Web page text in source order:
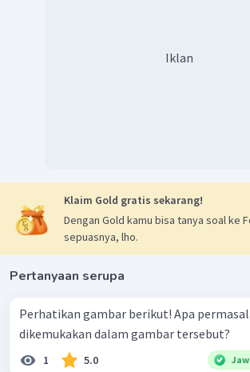
Iklan
Klaim Gold gratis sekarang!
Dengan Gold kamu bisa tanya soal ke
sepuasnya, lho.
Pertanyaan serupa
Perhatikan gambar berikut! Apa permasalahan yang
dikemukakan dalam gambar tersebut?
1 5.0